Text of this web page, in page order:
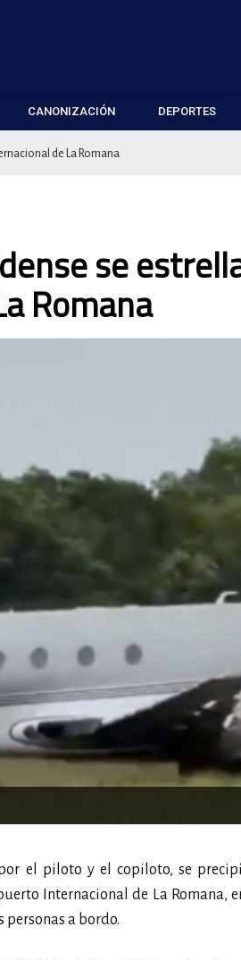
CANONIZACIÓN DEPORTES
de La Romana
se
Romana
el piloto y el copiloto, se
Internacional de La Romana,
personas a bordo.